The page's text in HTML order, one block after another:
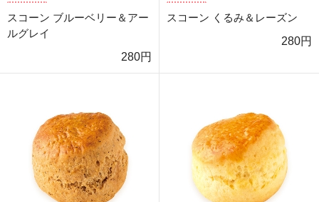
スコーン ブルーベリー＆アー
ルグレイ
280円
スコーン くるみ＆レーズン
280円